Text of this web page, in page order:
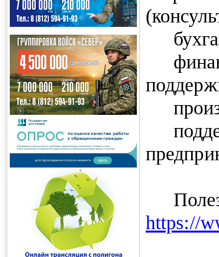
https://